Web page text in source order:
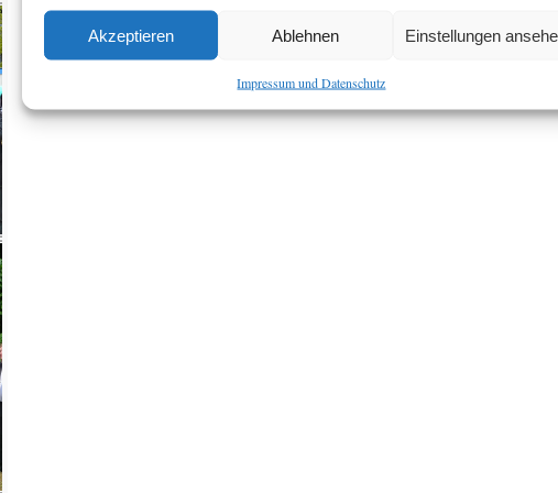
Akzeptieren Ablehnen Einstellungen
Impressum und Datenschutz